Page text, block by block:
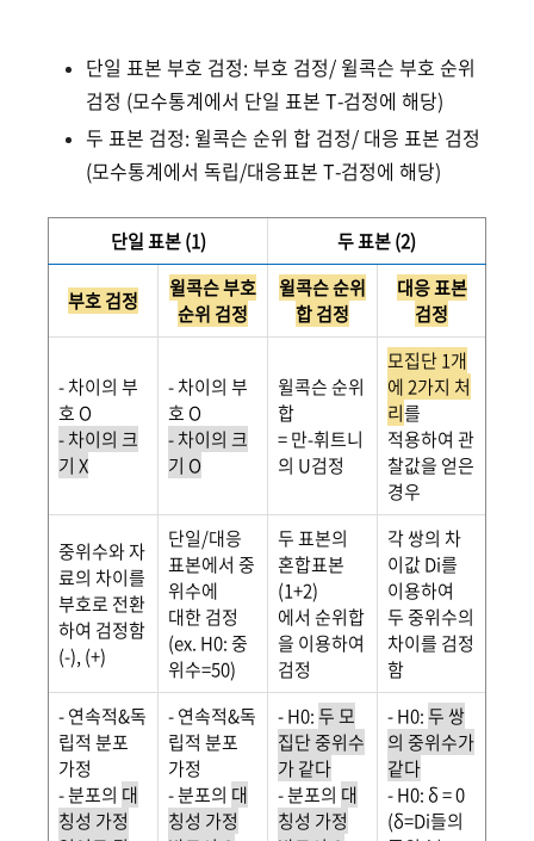
단일 표본 부호 검정: 부호 검정/ 윌콕슨 부호 순위
검정 (모수통계에서 단일 표본 T-검정에 해당)
두 표본 검정: 윌콕슨 순위 합 검정/ 대응 표본 검정
(모수통계에서 독립/대응표본 T-검정에 해당)
단일 표본 (1) 두 표본 (2)
부호 검정
윌콕슨 부호
순위 검정
윌콕슨 순위
합 검정
대응 표본
검정
- 차이의 부
호 O
- 차이의 크
기 X
- 차이의 부
호 O
- 차이의 크
기 O
윌콕슨 순위
합
= 만-휘트니
의 U검정
모집단 1개
에 2가지 처
리를
적용하여 관
찰값을 얻은
경우
중위수와 자
료의 차이를
부호로 전환
하여 검정함
(-), (+)
단일/대응
표본에서 중
위수에
대한 검정
(ex. H0: 중
위수=50)
두 표본의
혼합표본
(1+2)
에서 순위합
을 이용하여
검정
각 쌍의 차
이값 Di를
이용하여
두 중위수의
차이를 검정
함
- 연속적&독
립적 분포
가정
- 분포의 대
칭성 가정
- 연속적&독
립적 분포
가정
- 분포의 대
칭성 가정
- H0:두 모
집단 중위수
가 같다
- 분포의 대
칭성 가정
- H0:두 쌍
의 중위수가
같다
- H0: δ = 0
(δ=Di들의